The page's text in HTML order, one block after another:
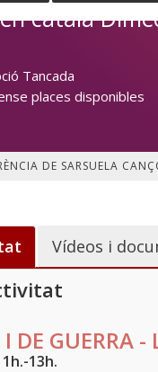
català
Tancada
places disponibles
DE SARSUELA
Vídeos i
I DE
13h.